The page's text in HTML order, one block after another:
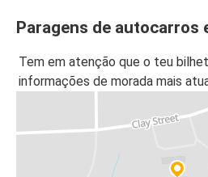
Paragens de autocarros
Tem em atenção que o teu
informações de morada mais